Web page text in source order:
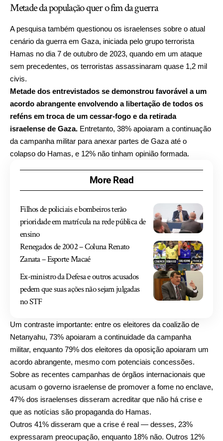
Metade da população quer o fim da guerra
A pesquisa também questionou os israelenses sobre o atual
cenário da guerra em Gaza, iniciada pelo grupo terrorista
Hamas no dia 7 de outubro de 2023, quando em um ataque
sem precedentes, os terroristas assassinaram quase 1,2 mil
civis.
Metade dos entrevistados se demonstrou favorável a um
acordo abrangente envolvendo a libertação de todos os
reféns em troca de um cessar-fogo e da retirada
israelense de Gaza. Entretanto, 38% apoiaram a continuação
da campanha militar para anexar partes de Gaza até o
colapso do Hamas, e 12% não tinham opinião formada.
More Read
Filhos de policiais e bombeiros terão
prioridade em matrícula na rede pública de
ensino
Renegados de 2002 – Coluna Renato
Zanata – Esporte Macaé
Ex-ministro da Defesa e outros acusados
pedem que suas ações não sejam julgadas
no STF
Um contraste importante: entre os eleitores da coalizão de
Netanyahu, 73% apoiaram a continuidade da campanha
militar, enquanto 79% dos eleitores da oposição apoiaram um
acordo abrangente, mesmo com potenciais concessões.
Sobre as recentes campanhas de órgãos internacionais que
acusam o governo israelense de promover a fome no enclave,
47% dos israelenses disseram acreditar que não há crise e
que as notícias são propaganda do Hamas.
Outros 41% disseram que a crise é real — desses, 23%
expressaram preocupação, enquanto 18% não. Outros 12%